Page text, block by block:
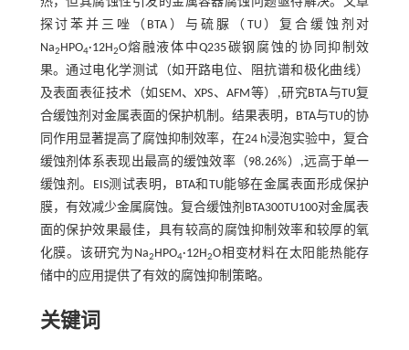
探讨苯并三唑（BTA）与硫脲（TU）复合缓蚀剂对
Na2 HPO4·12H2O熔融液体中Q235碳钢腐蚀的协同抑制效
果。通过电化学测试（如开路电位、阻抗谱和极化曲线）
及表面表征技术（如SEM、XPS、AFM等）,研究BTA与TU复
合缓蚀剂对金属表面的保护机制。结果表明，BTA与TU的协
同作用显著提高了腐蚀抑制效率，在24 h浸泡实验中，复合
缓蚀剂体系表现出最高的缓蚀效率（98.26%）,远高于单一
缓蚀剂。EIS测试表明，BTA和TU能够在金属表面形成保护
膜，有效减少金属腐蚀。复合缓蚀剂BTA300TU100对金属表
面的保护效果最佳，具有较高的腐蚀抑制效率和较厚的氧
化膜。该研究为Na2 HPO4·12H2O相变材料在太阳能热能存
储中的应用提供了有效的腐蚀抑制策略。
关键词